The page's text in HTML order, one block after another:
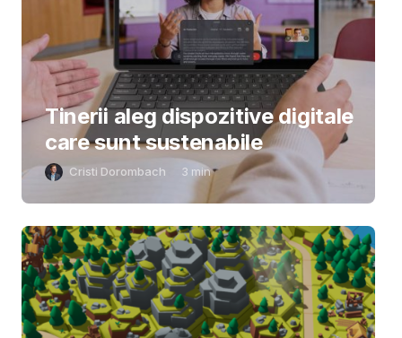
Tinerii aleg dispozitive digitale
care sunt sustenabile
Cristi Dorombach 3 min